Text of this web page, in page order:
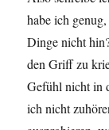
habe ich
Dinge nicht
den Griff zu
Gefühl nicht in
ich nicht